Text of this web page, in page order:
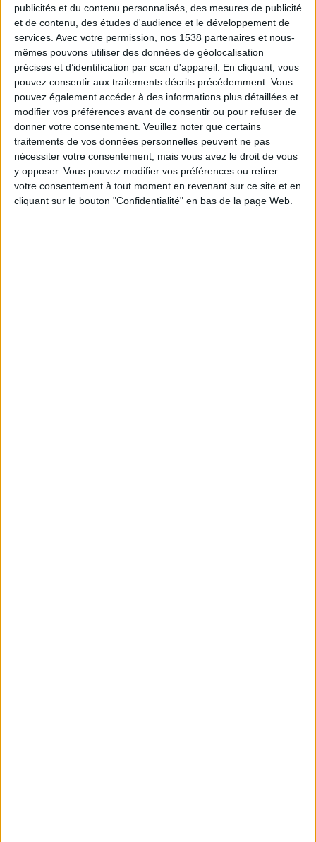
publicités et du contenu personnalisés, des mesures de publicité
et de contenu, des études d'audience et le développement de
services. Avec votre permission, nos 1538 partenaires et nous-
mêmes pouvons utiliser des données de géolocalisation
précises et d’identification par scan d'appareil. En cliquant, vous
pouvez consentir aux traitements décrits précédemment. Vous
pouvez également accéder à des informations plus détaillées et
modifier vos préférences avant de consentir ou pour refuser de
donner votre consentement. Veuillez noter que certains
traitements de vos données personnelles peuvent ne pas
nécessiter votre consentement, mais vous avez le droit de vous
y opposer. Vous pouvez modifier vos préférences ou retirer
votre consentement à tout moment en revenant sur ce site et en
cliquant sur le bouton "Confidentialité" en bas de la page Web.
Combien de kilos souhaitez-vous perdre ?
Moins de
5 kilos
De 5 à 10
kilos
Plus de
10 kilos
Webinaires en direct Voir tout
Chaque semaine, posez vos questions en live
en participant à des vidéo-conférences avec